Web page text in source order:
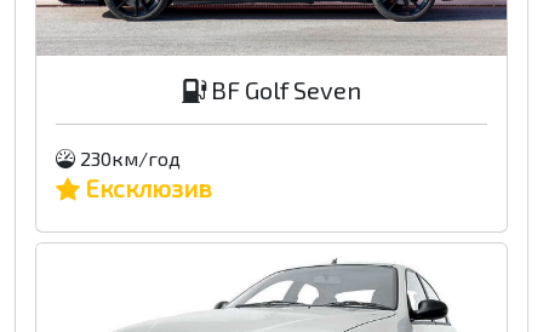
BF Golf Seven
230км/год
Ексклюзив